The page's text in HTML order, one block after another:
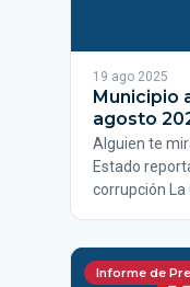
19 ago 2025
Municipio
agosto
Alguien te
Estado
corrupción La
Informe de